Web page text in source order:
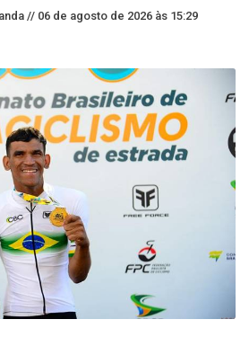
// 06 de agosto de 2026 às 15:29